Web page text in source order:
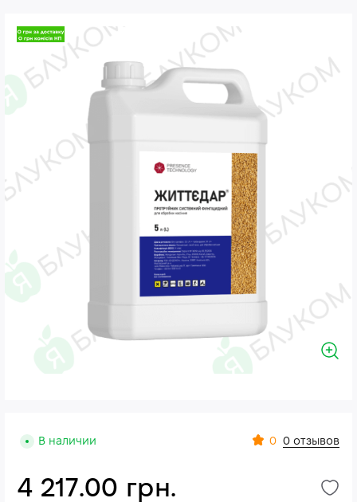
В наличии 0 0 отзывов
4 217.00 грн.